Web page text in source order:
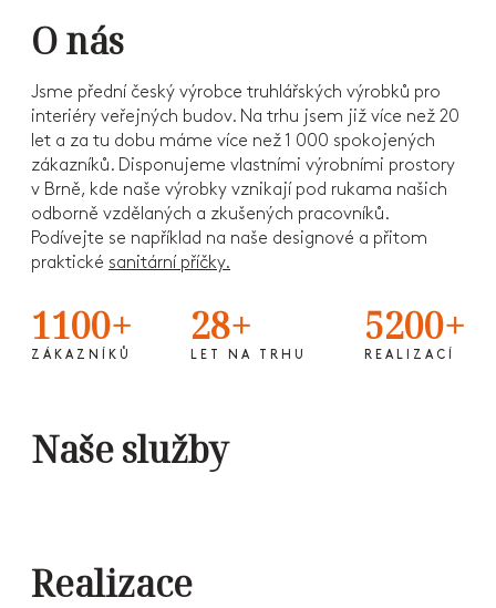
O nás
Jsme přední český výrobce truhlářských výrobků pro
interiéry veřejných budov. Na trhu jsem již více než 20
let a za tu dobu máme více než 1 000 spokojených
zákazníků. Disponujeme vlastními výrobními prostory
v Brně, kde naše výrobky vznikají pod rukama našich
odborně vzdělaných a zkušených pracovníků.
Podívejte se například na naše designové a přitom
praktické sanitární příčky.
1100+
ZÁKAZNÍKŮ
28+
LET NA TRHU
5200+
REALIZACÍ
Naše služby
Sanitární příčky
Šatní skříňky
Obklady stěn
Kuchyňské linky
Interiéry
Realizace